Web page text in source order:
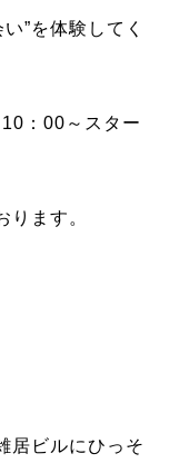
”を体験してく
：00～スター
ます。
居ビルにひっそ